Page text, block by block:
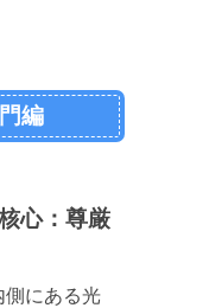
編
心：尊厳
側にある光